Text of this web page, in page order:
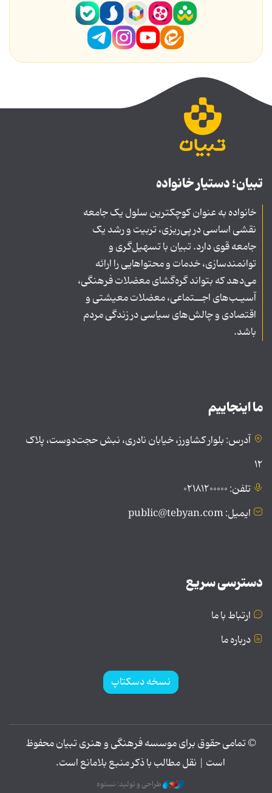
تبیان؛ دستیار خانواده
خانواده به عنوان کوچکترین سلول یک جامعه
نقشی اساسی در پی‌ریزی، تربیت و رشد یک
جامعه قوی دارد. تبیان با تسهیل‌گری و
توانمندسازی، خدمات و محتواهایی را ارائه
می‌دهد که بتواند گره‌گشای معضلات فرهنگی،
آسیـب‌های اجــتماعی، معضلات معیشتی و
اقتصادی و چالش‌های سیاسی در زندگی مردم
باشد.
ما اینجاییم
آدرس: بلوار کشاورز، خیابان نادری، نبش حجت‌دوست، پلاک
۱۲
تلفن: ۰۲۱۸۱۲۰۰۰۰۰
ایمیل: public@tebyan.com
دسترسی سریع
ارتباط با ما
درباره ما
نسخه دسکتاپ
© تمامی حقوق برای موسسه فرهنگی و هنری تبیان محفوظ
است | نقل مطالب با ذکر منبع بلامانع است.
طراحی و تولید: نستوه